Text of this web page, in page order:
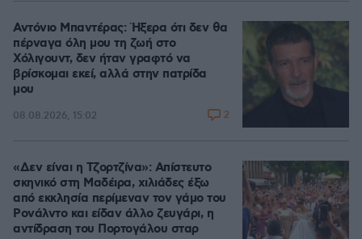
Αντόνιο Μπαντέρας: Ήξερα ότι δεν θα
πέρναγα όλη μου τη ζωή στο
Χόλιγουντ, δεν ήταν γραφτό να
βρίσκομαι εκεί, αλλά στην πατρίδα
μου
08.08.2026, 15:02 2
«Δεν είναι η Τζορτζίνα»: Απίστευτο
σκηνικό στη Μαδέιρα, χιλιάδες έξω
από εκκλησία περίμεναν τον γάμο του
Ρονάλντο και είδαν άλλο ζευγάρι, η
αντίδραση του Πορτογάλου σταρ